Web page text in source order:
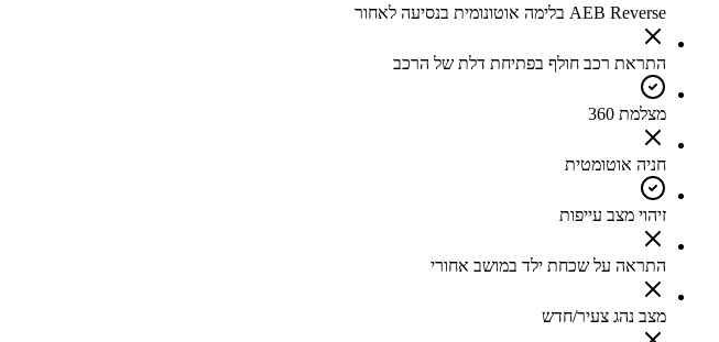
AEB Reverse בלימה אוטונומית בנסיעה לאחור
התראת רכב חולף בפתיחת דלת של הרכב
מצלמת 360
חניה אוטומטית
זיהוי מצב עייפות
התראה על שכחת ילד במושב אחורי
מצב נהג צעיר/חדש